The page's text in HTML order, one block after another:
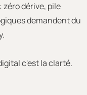
zéro dérive, pile
demandent du
c'est la clarté.